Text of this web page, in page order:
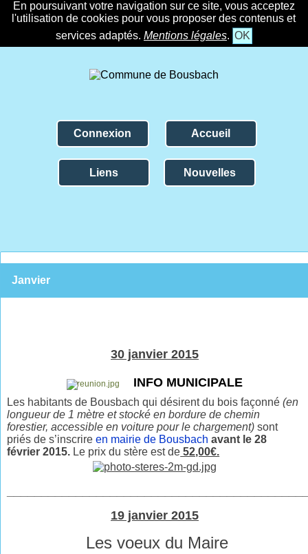
En poursuivant votre navigation sur ce site, vous acceptez
l'utilisation de cookies pour vous proposer des contenus et
services adaptés. Mentions légales. OK
Connexion Accueil
Liens Nouvelles
Janvier
30 janvier 2015
INFO MUNICIPALE
Les habitants de Bousbach qui désirent du bois façonné (en
longueur de 1 mètre et stocké en bordure de chemin
forestier, accessible en voiture pour le chargement) sont
priés de s’inscrireen mairie de Bousbach avant le 28
février 2015. Le prix du stère est de 52,00€.
19 janvier 2015
Les voeux du Maire